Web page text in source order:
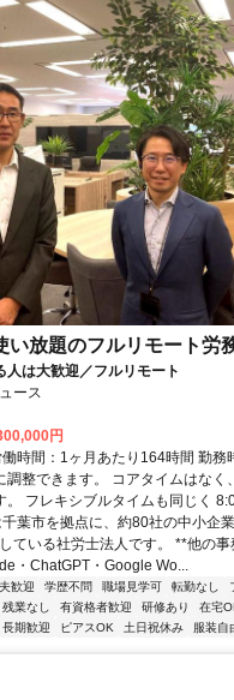
い放題のフルリモート労
は大歓迎／フルリモート
ース
円
時間：1ヶ月あたり164時間 勤務
調整できます。 コアタイムはなく
。 フレキシブルタイムも同じく
葉市を拠点に、約80社の中小企
ている社労士法人です。 **他の事
・ChatGPT・Google Wo...
歓迎 学歴不問 職場見学可 転勤なし
残業なし 有資格者歓迎 研修あり 在宅
長期歓迎 ピアスOK 土日祝休み 服装自